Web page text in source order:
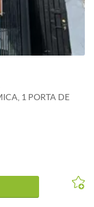
1 PORTA DE